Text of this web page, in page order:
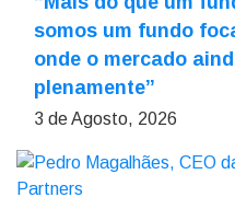
somos um fundo
onde o mercado
plenamente”
3 de Agosto, 2026